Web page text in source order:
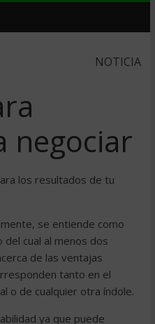
NOTICIA
negociar
los resultados de tu
se entiende como
cual al menos dos
de las ventajas
tanto en el
o de cualquier otra índole.
ya que puede